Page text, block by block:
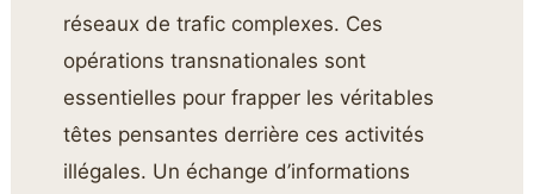
réseaux de trafic complexes. Ces
opérations transnationales sont
essentielles pour frapper les véritables
têtes pensantes derrière ces activités
illégales. Un échange d’informations